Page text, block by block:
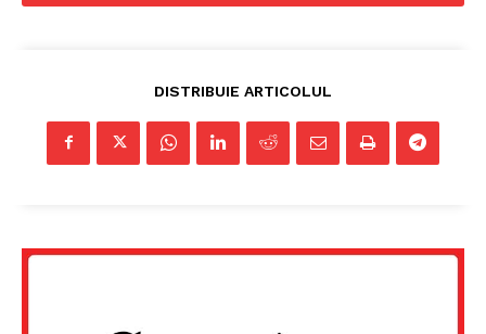
Proiecte editoriale
DISTRIBUIE ARTICOLUL